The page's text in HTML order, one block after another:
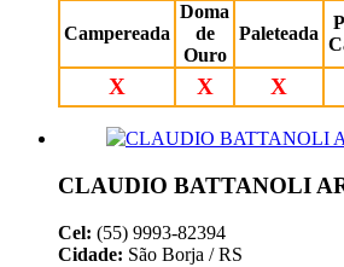
Campereada
Doma
de
Ouro
Paleteada
X X X
CLAUDIO BATTANOLI
Cel: (55) 9993-82394
Cidade: São Borja / RS